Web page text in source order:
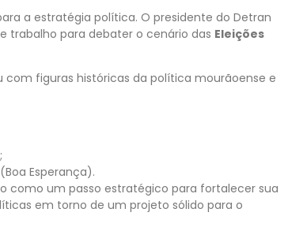
a estratégia política. O presidente do Detran
trabalho para debater o cenário das Eleições
figuras históricas da política mourãoense e
;
(Boa Esperança).
como um passo estratégico para fortalecer sua
em torno de um projeto sólido para o